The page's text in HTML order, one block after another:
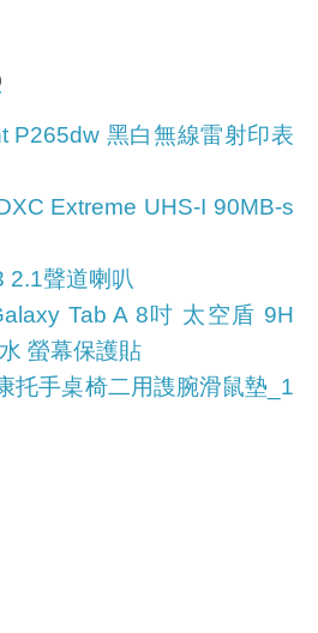
P265dw 黑白無線雷射印表
Extreme UHS-I 90MB-s
2.1聲道喇叭
Tab A 8吋 太空盾 9H
螢幕保護貼
托手桌椅二用謢腕滑鼠墊_1